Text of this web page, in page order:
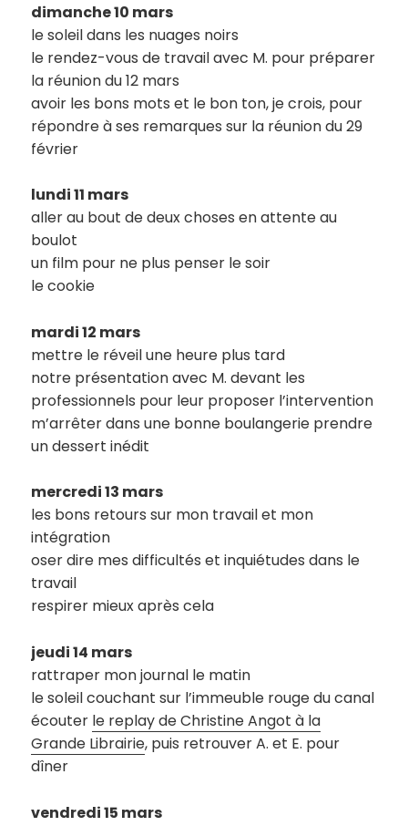
dimanche 10 mars
le soleil dans les nuages noirs
le rendez-vous de travail avec M. pour préparer
la réunion du 12 mars
avoir les bons mots et le bon ton, je crois, pour
répondre à ses remarques sur la réunion du 29
février
lundi 11 mars
aller au bout de deux choses en attente au
boulot
un film pour ne plus penser le soir
le cookie
mardi 12 mars
mettre le réveil une heure plus tard
notre présentation avec M. devant les
professionnels pour leur proposer l’intervention
m’arrêter dans une bonne boulangerie prendre
un dessert inédit
mercredi 13 mars
les bons retours sur mon travail et mon
intégration
oser dire mes difficultés et inquiétudes dans le
travail
respirer mieux après cela
jeudi 14 mars
rattraper mon journal le matin
le soleil couchant sur l’immeuble rouge du canal
écouter le replay de Christine Angot à la
Grande Librairie, puis retrouver A. et E. pour
dîner
vendredi 15 mars